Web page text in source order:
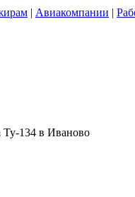
| Авиакомпании |
Ту-134 в Иваново